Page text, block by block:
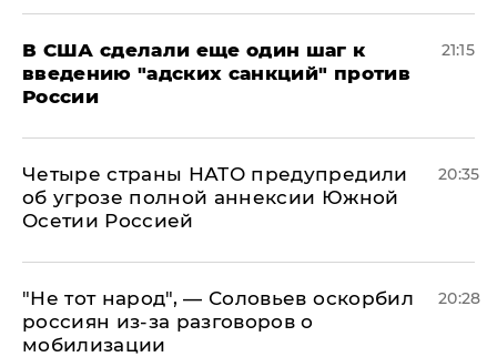
В США сделали еще один шаг к
введению "адских санкций" против
России
21:15
Четыре страны НАТО предупредили
об угрозе полной аннексии Южной
Осетии Россией
20:35
​"Не тот народ", — Соловьев оскорбил
россиян из-за разговоров о
мобилизации
20:28